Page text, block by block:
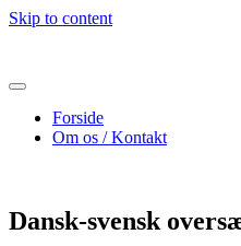
Skip to content
Forside
Om os / Kontakt
Dansk-svensk